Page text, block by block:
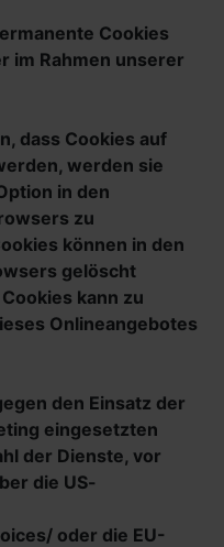
Cookies
im Rahmen unserer
dass Cookies auf
werden sie
in den
zu
können in den
gelöscht
kann zu
Onlineangebotes
den Einsatz der
eingesetzten
der Dienste, vor
die US-
oder die EU-